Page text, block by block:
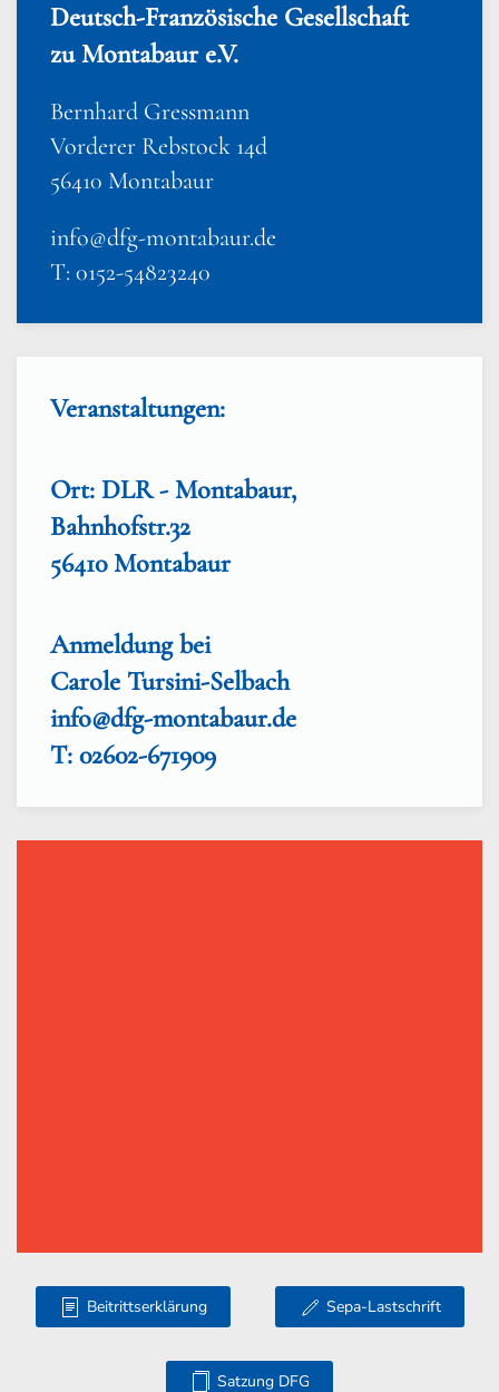
Deutsch-Französische Gesellschaft
zu Montabaur e.V.
Bernhard Gressmann
Vorderer Rebstock 14d
56410 Montabaur
info@dfg-montabaur.de
T: 0152-54823240
Veranstaltungen:
Ort: DLR - Montabaur,
Bahnhofstr.32
56410 Montabaur
Anmeldung bei
Carole Tursini-Selbach
info@dfg-montabaur.de
T: 02602-671909
Beitrittserklärung Sepa-Lastschrift
Satzung DFG